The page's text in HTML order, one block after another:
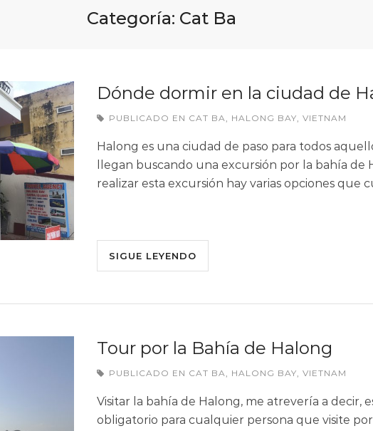
Categoría: Cat Ba
Dónde dormir en la ciudad de
PUBLICADO EN CAT BA, HALONG BAY, VIETNAM
Halong es una ciudad de paso para todos
llegan buscando una excursión por la bahía de
realizar esta excursión hay varias opciones que
SIGUE LEYENDO
Tour por la Bahía de Halong
PUBLICADO EN CAT BA, HALONG BAY, VIETNAM
Visitar la bahía de Halong, me atrevería a decir,
obligatorio para cualquier persona que visite